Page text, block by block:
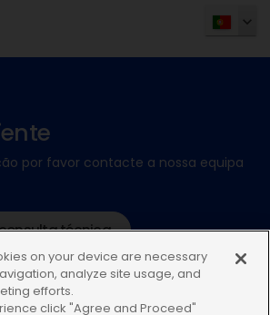
por favor contacte a nossa equipa
técnica
on your device are necessary
analyze site usage, and
efforts.
click "Agree and Proceed"